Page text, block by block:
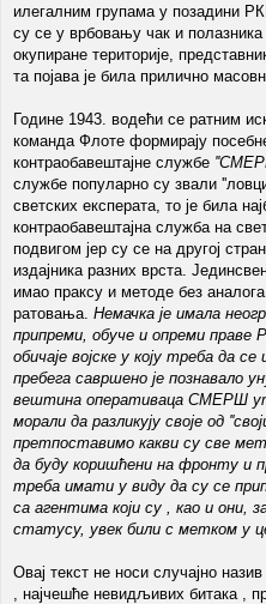
илегалним групама у позадини
су се у врбовању чак и
окупиране територије,
та појава је била прилично
Године 1943. водећи се ратним
команда Флоте формирају
контраобавештајне службе
службе популарно су звали
светских експерата, то је била
контраобавештајна служба на
подвигом јер су се на другој
издајника разних врста.
имао праксу и методе без
ратовања. Немачка је имала
припреми, обуче и опреми праве
обичаје војске у коју треба да
пребега савршено је познавало
вештина оперативаца СМЕРШ
морали да разликују своје од
претпоставимо какви су све
да буду коришћени на фронту и
треба имати у виду да су се
са агентима који су , као и они,
статусу, увек били с метком у
Овај текст не носи случајно
, најчешће невидљивих битака ,